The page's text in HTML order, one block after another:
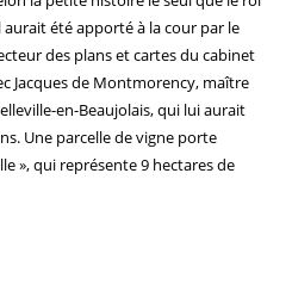
été apporté à la cour par le
des plans et cartes du cabinet
Jacques de Montmorency, maître
en-Beaujolais, qui lui aurait
Une parcelle de vigne porte
», qui représente 9 hectares de